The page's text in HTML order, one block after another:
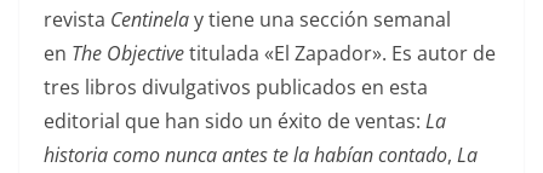
revista Centinelay tiene una sección semanal
en The Objectivetitulada «El Zapador». Es autor de
tres libros divulgativos publicados en esta
editorial que han sido un éxito de ventas: La
historia como nunca antes te la habían contado, La